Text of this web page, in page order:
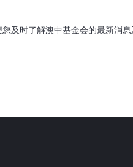
及时了解澳中基金会的最新消